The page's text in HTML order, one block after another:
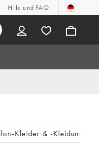
Hilfe und FAQ
Kleider & -Kleidung